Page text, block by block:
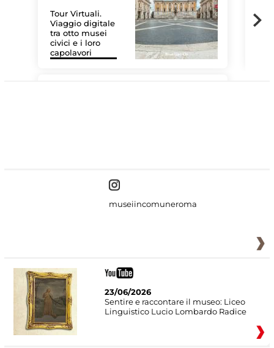
Tour Virtuali.
Viaggio digitale
tra otto musei
civici e i loro
capolavori
museiincomuneroma
23/06/2026
Sentire e raccontare il museo: Liceo
Linguistico Lucio Lombardo Radice